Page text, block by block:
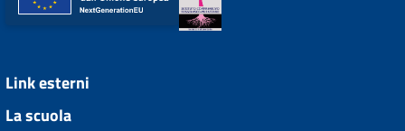
Link esterni
La scuola